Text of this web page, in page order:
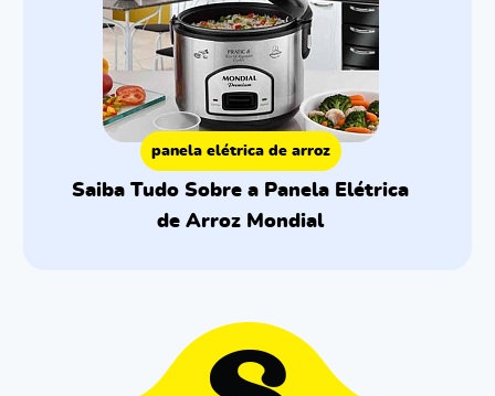
panela elétrica de arroz
Saiba Tudo Sobre a Panela Elétrica
de Arroz Mondial